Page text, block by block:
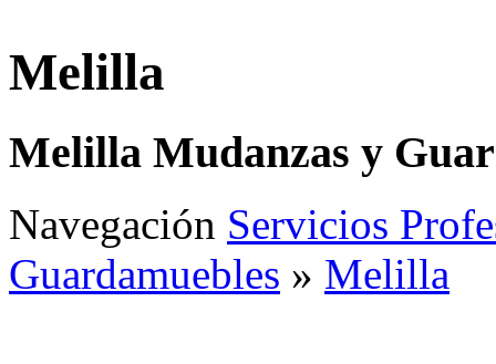
Melilla
Melilla Mudanzas y
Navegación Servicios
Guardamuebles » Melilla